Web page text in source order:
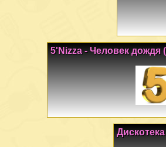
5'Nizza - Человек дождя